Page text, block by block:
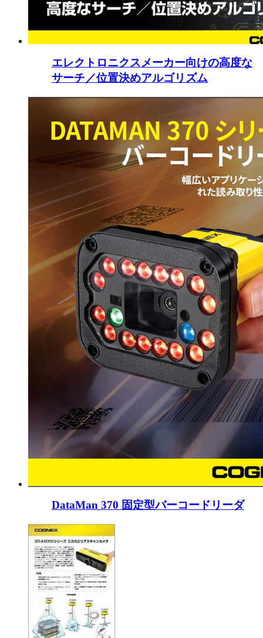
エレクトロニクスメーカー向けの高度な
サーチ／位置決めアルゴリズム
DataMan 370 固定型バーコードリーダ